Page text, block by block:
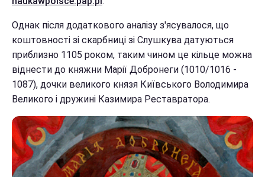
Однак після додаткового аналізу з'ясувалося, що
коштовності зі скарбниці зі Слушкува датуються
приблизно 1105 роком, таким чином це кільце можна
віднести до княжни Марії Добронеги (1010/1016 -
1087), дочки великого князя Київського Володимира
Великого і дружині Казимира Реставратора.